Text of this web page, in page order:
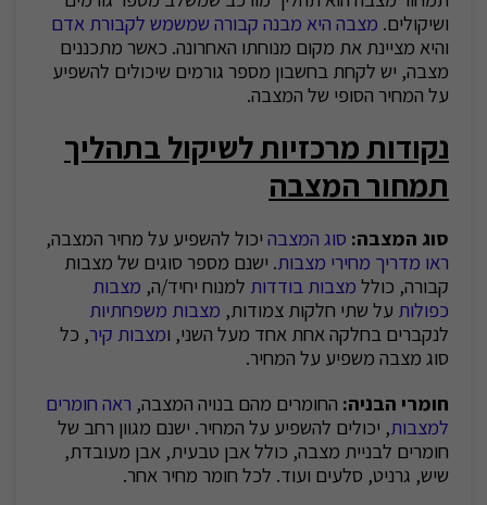
ושיקולים. מצבה היא מבנה קבורה שמשמש לקבורת אדם
והיא מציינת את מקום מנוחתו האחרונה. כאשר מתכננים
מצבה, יש לקחת בחשבון מספר גורמים שיכולים להשפיע
על המחיר הסופי של המצבה.
נקודות מרכזיות לשיקול בתהליך
תמחור המצבה
סוג המצבה: סוג המצבה יכול להשפיע על מחיר המצבה,
ראו מדריך מחירי מצבות. ישנם מספר סוגים של מצבות
קבורה, כולל מצבות בודדות למנוח יחיד/ה, מצבות
כפולות על שתי חלקות צמודות, מצבות משפחתיות
לנקברים בחלקה אחת אחד מעל השני, ומצבות קיר, כל
סוג מצבה משפיע על המחיר.
חומרי הבניה: החומרים מהם בנויה המצבה, ראה חומרים
למצבות, יכולים להשפיע על המחיר. ישנם מגוון רחב של
חומרים לבניית מצבה, כולל אבן טבעית, אבן מעובדת,
שיש, גרניט, סלעים ועוד. לכל חומר מחיר אחר.